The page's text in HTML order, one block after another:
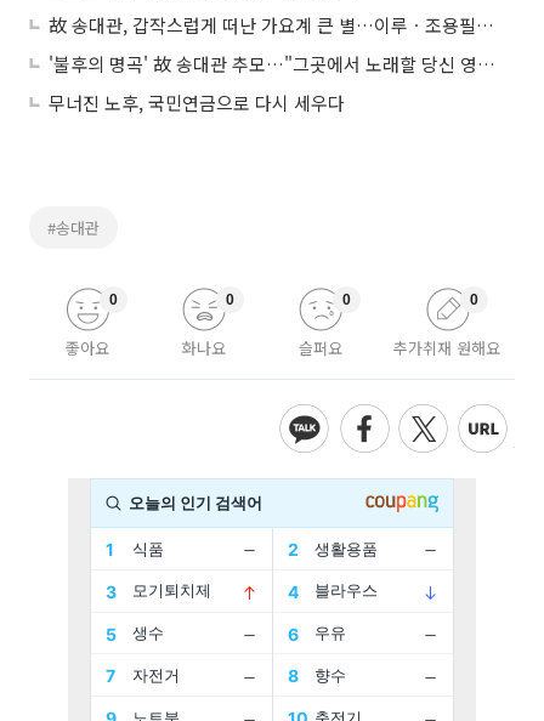
故 송대관, 갑작스럽게 떠난 가요계 큰 별…이루ㆍ조용필ㆍ임영웅 등 애도
'불후의 명곡' 故 송대관 추모…"그곳에서 노래할 당신 영원히 기억할 것"
무너진 노후, 국민연금으로 다시 세우다
#송대관
좋아요
0
화나요
0
슬퍼요
0
추가취재 원해요
0